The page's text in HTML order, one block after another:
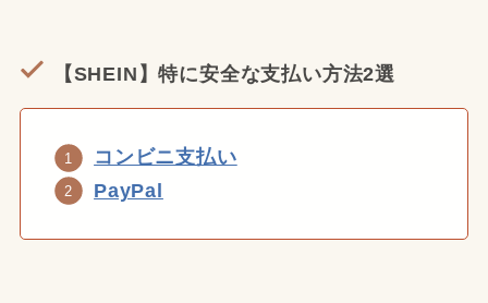
【SHEIN】特に安全な支払い方法2選
コンビニ支払い
PayPal